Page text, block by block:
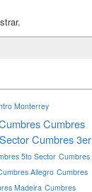
Monterrey
Cumbres
Cumbres 3er
5to Sector Cumbres
Allegro Cumbres
Madeira Cumbres